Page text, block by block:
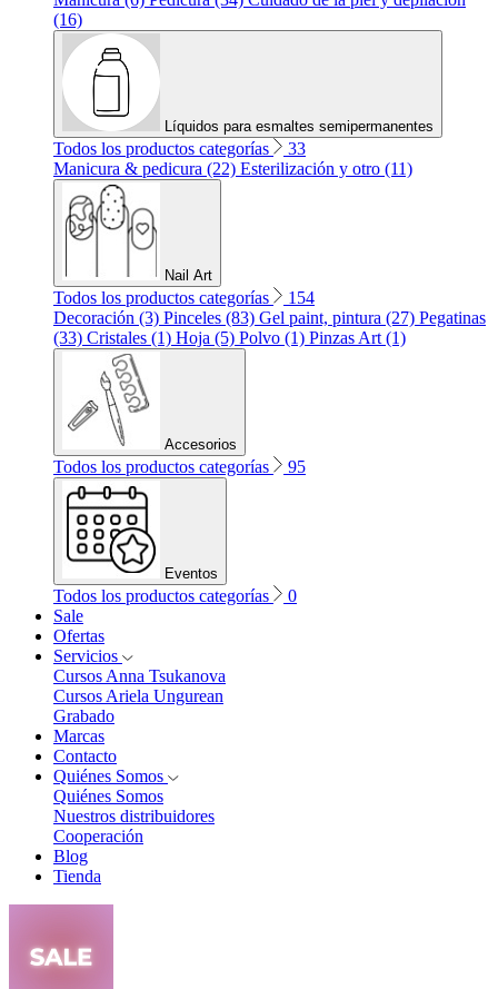
(16)
Líquidos para esmaltes semipermanentes
Todos los productos categorías
33
Manicura & pedicura (22) Esterilización y otro (11)
Nail Art
Todos los productos categorías
154
Decoración (3) Pinceles (83) Gel paint, pintura (27) Pegatinas
(33) Cristales (1) Hoja (5) Polvo (1) Pinzas Art (1)
Accesorios
Todos los productos categorías 95
Eventos
Todos los productos categorías
0
Sale
Ofertas
Servicios
Cursos Anna Tsukanova
Cursos Ariela Ungurean
Grabado
Marcas
Contacto
Quiénes Somos
Quiénes Somos
Nuestros distribuidores
Cooperación
Blog
Tienda